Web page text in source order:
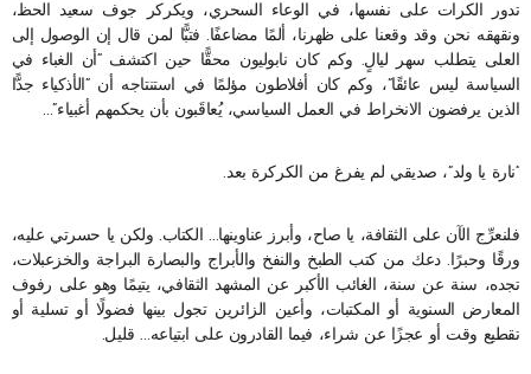
تدور الكرات على نفسها، في الوعاء السحري، ويكركر جوف سعيد الحظ،
ونقهقه نحن وقد وقعنا على ظهرنا، ألمًا مضاعفًا. فتبًّا لمن قال إن الوصول إلى
العلى يتطلب سهر ليالٍ. وكم كان نابوليون محقًّا حين اكتشف “أن الغباء في
السياسة ليس عائقًا”، وكم كان أفلاطون مؤلمًا في استنتاجه أن “الأذكياء جدًّا
الذين يرفضون الانخراط في العمل السياسي، يُعاقَبون بأن يحكمهم أغبياء”…
“نارة يا ولد”، صديقي لم يفرغ من الكركرة بعد.
فلنعرِّج الآن على الثقافة، يا صاح، وأبرز عناوينها… الكتاب. ولكن يا حسرتي عليه،
ورقًا وحبرًا. دعك من كتب الطبخ والنفخ والأبراج والبصارة البراجة والخزعبلات،
تجده، سنة عن سنة، الغائب الأكبر عن المشهد الثقافي، يتيمًا وهو على رفوف
المعارض السنوية أو المكتبات، وأعين الزائرين تجول بينها فضولًا أو تسلية أو
تقطيع وقت أو عجزًا عن شراء، فيما القادرون على ابتياعه… قليل.